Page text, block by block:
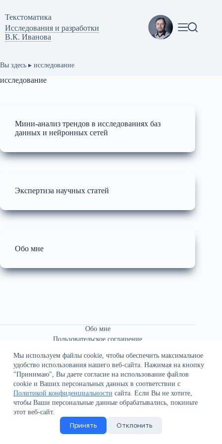
сути
Мы используем файлы cookie, чтобы обеспечить максимальное
удобство использования нашего веб-сайта. Нажимая на кнопку
"Принимаю", Вы даете согласие на использование файлов
cookie и Ваших персональных данных в соответствии с
Политикой конфиденциальности сайта. Если Вы не хотите,
чтобы Ваши персональные данные обрабатывались, покиньте
этот веб-сайт.
Принять
Отклонить
Текстоматикa
Исследования и разработки
В.К. Иванова
Вы здесь ▸ исследование
исследование
Мини-анализ трендов в исследованиях баз
данных и нейронных сетей
Экспертиза научных статей
Обо мне
Обо мне
Пользовательское соглашение
Политика конфиденциальности
Поддержка сайта